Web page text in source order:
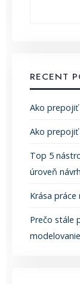
RECENT
Ako prepojiť
Ako prepojiť
Top 5
úroveň
Krása
Prečo stále
modelovanie